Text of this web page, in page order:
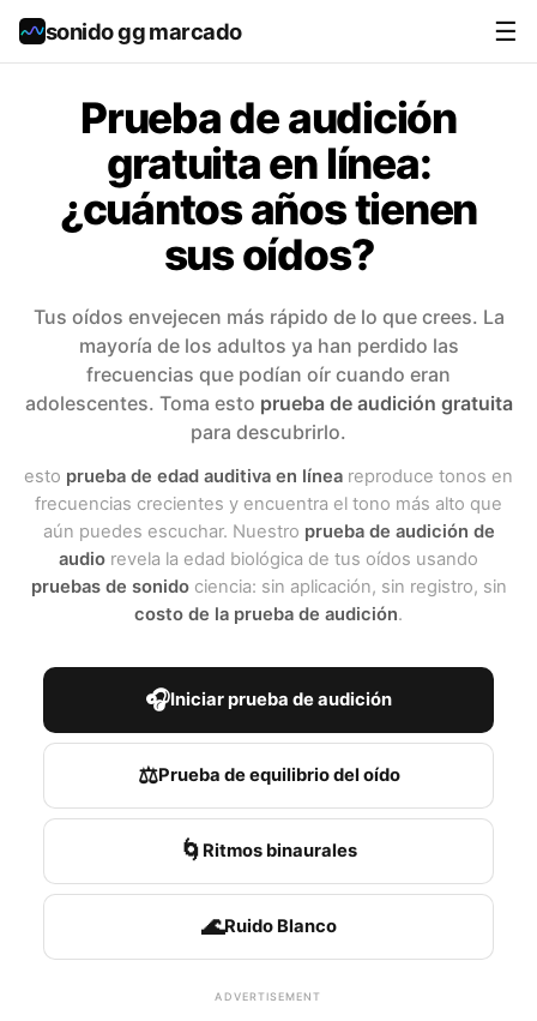
sonido gg marcado ☰
Prueba de audición
gratuita en línea:
¿cuántos años tienen
sus oídos?
Tus oídos envejecen más rápido de lo que crees. La
mayoría de los adultos ya han perdido las
frecuencias que podían oír cuando eran
adolescentes. Toma esto prueba de audición gratuita
para descubrirlo.
esto prueba de edad auditiva en línea reproduce tonos en
frecuencias crecientes y encuentra el tono más alto que
aún puedes escuchar. Nuestro prueba de audición de
audio revela la edad biológica de tus oídos usando
pruebas de sonidociencia: sin aplicación, sin registro, sin
costo de la prueba de audición.
🎧Iniciar prueba de audición
⚖️Prueba de equilibrio del oído
🌀 Ritmos binaurales
🌊Ruido Blanco